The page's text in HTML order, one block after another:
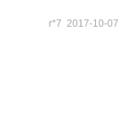
r*7 2017-10-07